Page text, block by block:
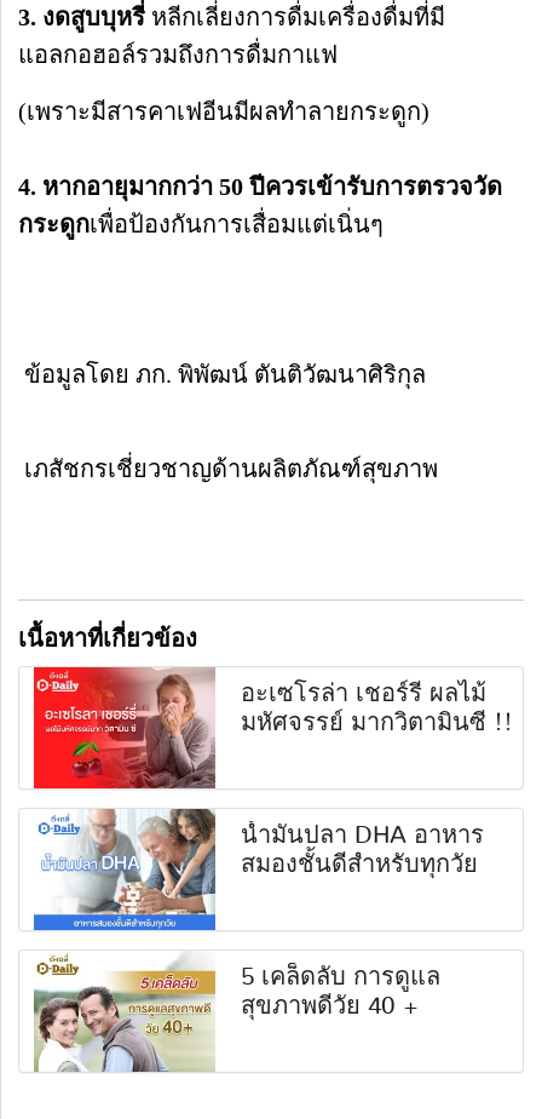
3. งดสูบบุหรี่ หลีกเลี่ยงการดื่มเครื่องดื่มที่มี
แอลกอฮอล์รวมถึงการดื่มกาแฟ
(เพราะมีสารคาเฟอีนมีผลทำลายกระดูก)
4. หากอายุมากกว่า 50 ปีควรเข้ารับการตรวจวัด
กระดูกเพื่อป้องกันการเสื่อมแต่เนิ่นๆ
ข้อมูลโดย ภก. พิพัฒน์ ตันติวัฒนาศิริกุล
เภสัชกรเชี่ยวชาญด้านผลิตภัณฑ์สุขภาพ
เนื้อหาที่เกี่ยวข้อง
อะเซโรล่า เชอร์รี่ ผลไม้
มหัศจรรย์ มากวิตามินซี !!
น้ำมันปลา DHA อาหาร
สมองชั้นดีสำหรับทุกวัย
5 เคล็ดลับ การดูแล
สุขภาพดีวัย 40 +